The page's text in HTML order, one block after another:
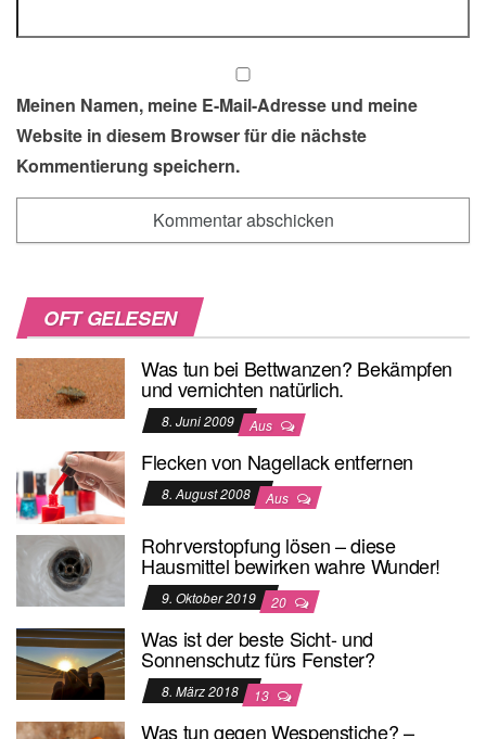
Meinen Namen, meine E-Mail-Adresse und meine
Website in diesem Browser für die nächste
Kommentierung speichern.
OFT GELESEN
Was tun bei Bettwanzen? Bekämpfen
und vernichten natürlich.
8. Juni 2009 Aus
Flecken von Nagellack entfernen
8. August 2008 Aus
Rohrverstopfung lösen – diese
Hausmittel bewirken wahre Wunder!
9. Oktober 2019 20
Was ist der beste Sicht- und
Sonnenschutz fürs Fenster?
8. März 2018 13
Was tun gegen Wespenstiche? –